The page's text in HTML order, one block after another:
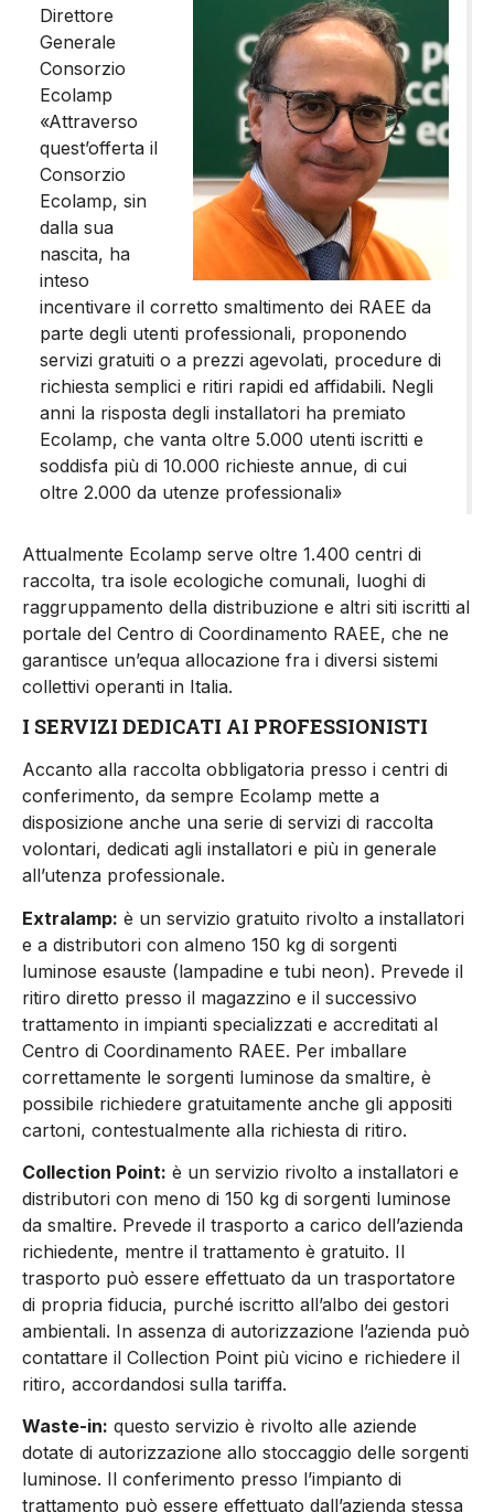
Direttore
Generale
Consorzio
Ecolamp
«Attraverso
quest’offerta il
Consorzio
Ecolamp, sin
dalla sua
nascita, ha
inteso
incentivare il corretto smaltimento dei RAEE da
parte degli utenti professionali, proponendo
servizi gratuiti o a prezzi agevolati, procedure di
richiesta semplici e ritiri rapidi ed affidabili. Negli
anni la risposta degli installatori ha premiato
Ecolamp, che vanta oltre 5.000 utenti iscritti e
soddisfa più di 10.000 richieste annue, di cui
oltre 2.000 da utenze professionali»
Attualmente Ecolamp serve oltre 1.400 centri di
raccolta, tra isole ecologiche comunali, luoghi di
raggruppamento della distribuzione e altri siti iscritti al
portale del Centro di Coordinamento RAEE, che ne
garantisce un’equa allocazione fra i diversi sistemi
collettivi operanti in Italia.
I SERVIZI DEDICATI AI PROFESSIONISTI
Accanto alla raccolta obbligatoria presso i centri di
conferimento, da sempre Ecolamp mette a
disposizione anche una serie di servizi di raccolta
volontari, dedicati agli installatori e più in generale
all’utenza professionale.
Extralamp: è un servizio gratuito rivolto a installatori
e a distributori con almeno 150 kg di sorgenti
luminose esauste (lampadine e tubi neon). Prevede il
ritiro diretto presso il magazzino e il successivo
trattamento in impianti specializzati e accreditati al
Centro di Coordinamento RAEE. Per imballare
correttamente le sorgenti luminose da smaltire, è
possibile richiedere gratuitamente anche gli appositi
cartoni, contestualmente alla richiesta di ritiro.
Collection Point: è un servizio rivolto a installatori e
distributori con meno di 150 kg di sorgenti luminose
da smaltire. Prevede il trasporto a carico dell’azienda
richiedente, mentre il trattamento è gratuito. Il
trasporto può essere effettuato da un trasportatore
di propria fiducia, purché iscritto all’albo dei gestori
ambientali. In assenza di autorizzazione l’azienda può
contattare il Collection Point più vicino e richiedere il
ritiro, accordandosi sulla tariffa.
Waste-in: questo servizio è rivolto alle aziende
dotate di autorizzazione allo stoccaggio delle sorgenti
luminose. Il conferimento presso l’impianto di
trattamento può essere effettuato dall’azienda stessa